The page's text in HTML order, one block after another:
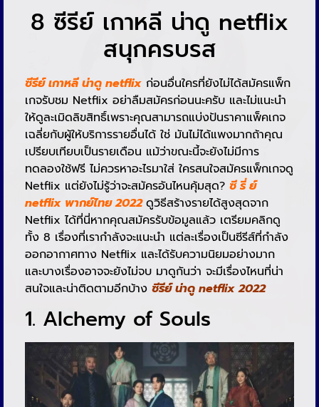
8 ซีรีย์ เกาหลี น่าดู netflix
สนุกครบรส
ซีรีย์ เกาหลี น่าดู netflix ก่อนอื่นใครที่ยังไม่ได้สมัครแพ็ก
เกจรับชม Netflix อย่าลืมสมัครก่อนนะครับ และไม่แนะนำ
ให้ดูละเมิดลิขสิทธิ์เพราะคุณสามารถแบ่งปันราคาแพ็คเกจ
เฉลี่ยกับผู้ให้บริการรายอื่นได้ ใช่ มันไม่ได้แพงมากถ้าคุณ
เปรียบเทียบเป็นรายเดือน แม้ว่าขณะนี้จะยังไม่มีการ
ทดลองใช้ฟรี ไม่ควรหาอะไรมาใส่ ใครสนใจสมัครแพ็กเกจดู
Netflix แต่ยังไม่รู้ว่าจะสมัครอันไหนคุ้มสุด? ซี รี่ ย์
netflix พากย์ไทย 2022ดูวิธีสร้างรายได้สูงสุดจาก
Netflix ได้ที่นี่หากคุณสมัครรับข้อมูลแล้ว เตรียมคลิกดู
ทั้ง 8 เรื่องที่เรากำลังจะแนะนำ แต่ละเรื่องเป็นซีรีส์ที่กำลัง
ออกอากาศทาง Netflix และได้รับความนิยมอย่างมาก
และบางเรื่องอาจจะยังไม่จบ มาดูกันว่า จะมีเรื่องไหนที่น่า
สนใจและน่าติดตามอีกบ้าง ซีรีย์ น่าดู netflix 2022
1. Alchemy of Souls